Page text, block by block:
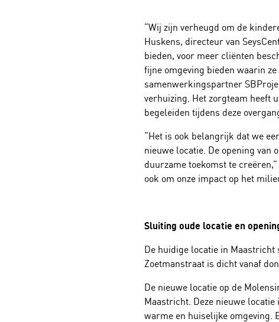
“Wij zijn verheugd om de
Huskens, directeur van
bieden, voor meer cliënten
fijne omgeving bieden waarin
samenwerkingspartner
verhuizing. Het zorgteam heeft
begeleiden tijdens deze
“Het is ook belangrijk dat we
nieuwe locatie. De opening van
duurzame toekomst te
ook om onze impact op het
Sluiting oude locatie en
De huidige locatie in Maastricht
Zoetmanstraat is dicht vanaf
De nieuwe locatie op de
Maastricht. Deze nieuwe
warme en huiselijke omgeving.